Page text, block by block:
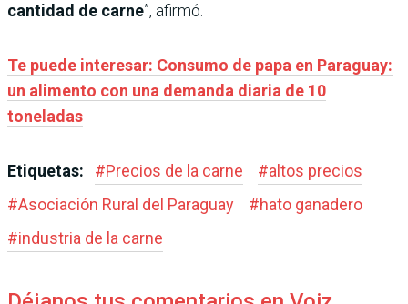
cantidad de carne”, afirmó.
Te puede interesar: Consumo de papa en Paraguay:
un alimento con una demanda diaria de 10
toneladas
Etiquetas: #Precios de la carne #altos precios
#Asociación Rural del Paraguay #hato ganadero
#industria de la carne